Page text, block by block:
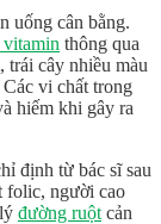
uống cân bằng.
vitamin thông qua
trái cây nhiều màu
vi chất trong
hiếm khi gây ra
định từ bác sĩ sau
folic, người cao
đường ruột cản